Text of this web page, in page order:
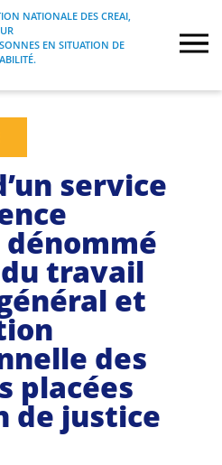
NATIONALE DES CREAI, EN
DES PERSONNES EN SITUATION
NATIONALE DES CREAI,
EN SITUATION DE
service
travail
et
des
placées
de justice